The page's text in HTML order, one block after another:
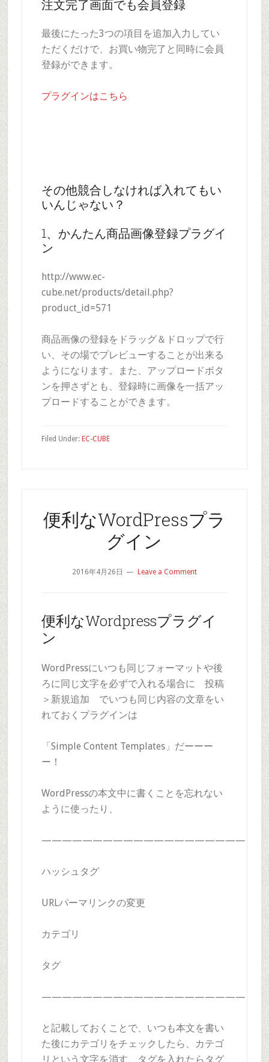
注文完了画面でも会員登録
最後にたった3つの項目を追加入力してい
ただくだけで、お買い物完了と同時に会員
登録ができます。
プラグインはこちら
その他競合しなければ入れてもい
いんじゃない？
1、かんたん商品画像登録プラグイ
ン
http://www.ec-
cube.net/products/detail.php?
product_id=571
商品画像の登録をドラッグ＆ドロップで行
い、その場でプレビューすることが出来る
ようになります。また、アップロードボタ
ンを押さずとも、登録時に画像を一括アッ
プロードすることができます。
Filed Under: EC-CUBE
便利なWordPressプラ
グイン
2016年4月26日 Leave a Comment
便利なWordpressプラグイ
ン
WordPressにいつも同じフォーマットや後
ろに同じ文字を必ずで入れる場合に 投稿
＞新規追加 でいつも同じ内容の文章をい
れておくプラグインは
「Simple Content Templates」だーーー
ー！
WordPressの本文中に書くことを忘れない
ように使ったり、
————————————————————
ハッシュタグ
URLパーマリンクの変更
カテゴリ
タグ
————————————————————
と記載しておくことで、いつも本文を書い
た後にカテゴリをチェックしたら、カテゴ
リという文字を消す、タグを入れたらタグ